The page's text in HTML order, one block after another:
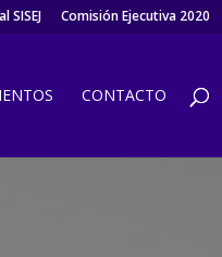
SISEJ Comisión Ejecutiva 2020
CONTACTO